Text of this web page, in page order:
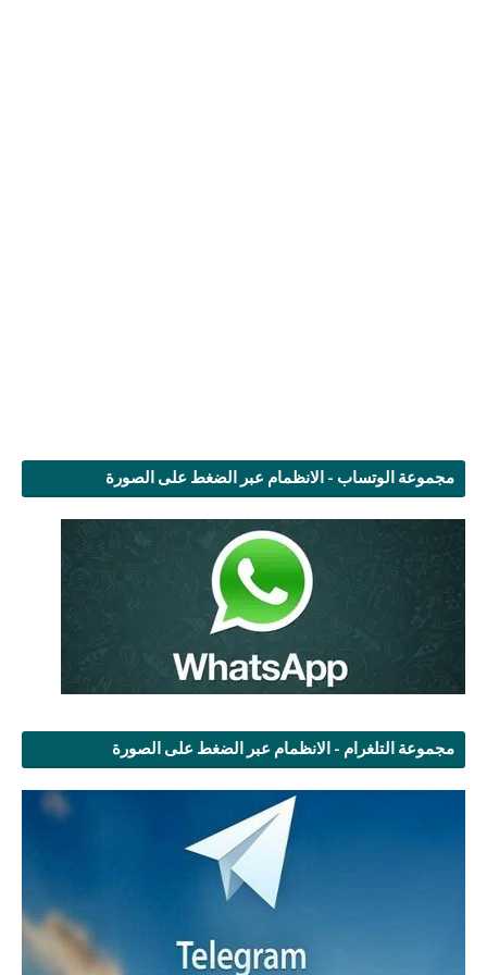
مجموعة الوتساب - الانظمام عبر الضغط على الصورة
مجموعة التلغرام - الانظمام عبر الضغط على الصورة